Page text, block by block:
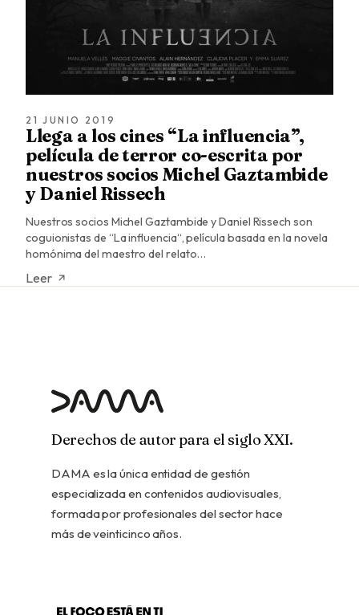
21 JUNIO 2019
Llega a los cines “La influencia”,
película de terror co-escrita por
nuestros socios Michel Gaztambide
y Daniel Rissech
Nuestros socios Michel Gaztambide y Daniel Rissech son
coguionistas de “La influencia“, película basada en la novela
homónima del maestro del relato…
Leer
Derechos de autor para el siglo XXI.
DAMA es la única entidad de gestión
especializada en contenidos audiovisuales,
formada por profesionales del sector hace
más de veinticinco años.